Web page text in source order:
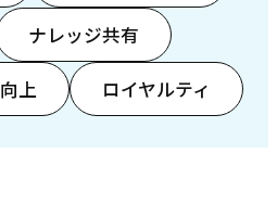
ナレッジ共有
上 ロイヤルティ